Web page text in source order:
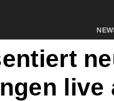
live